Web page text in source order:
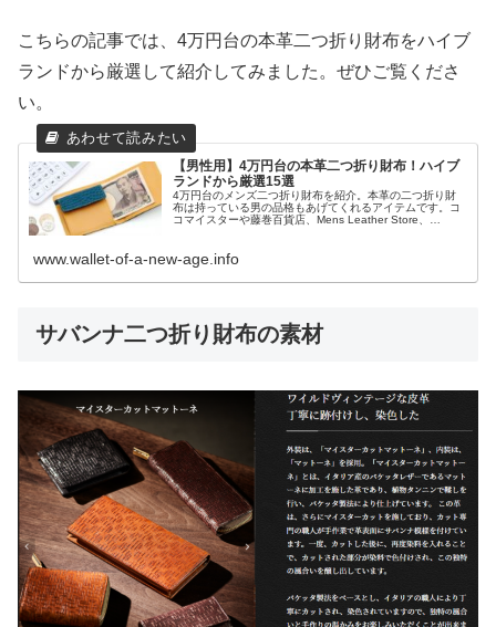
こちらの記事では、4万円台の本革二つ折り財布をハイブ
ランドから厳選して紹介してみました。ぜひご覧くださ
い。
【男性用】4万円台の本革二つ折り財布！ハイブ
ランドから厳選15選
4万円台のメンズ二つ折り財布を紹介。本革の二つ折り財
布は持っている男の品格もあげてくれるアイテムです。コ
コマイスターや藤巻百貨店、Mens Leather Store、
www.wallet-of-a-new-age.info
サバンナ二つ折り財布の素材